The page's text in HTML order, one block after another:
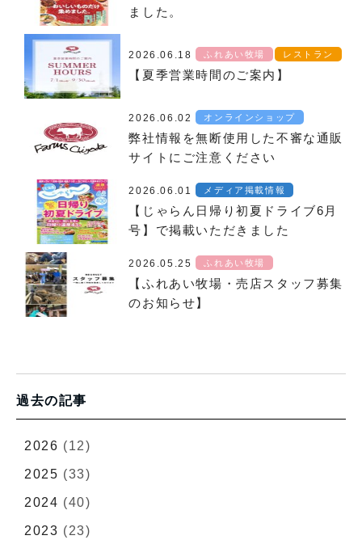
ました。
2026.06.18 ふれあい牧場 レストラン
【夏季営業時間のご案内】
2026.06.02 オンラインショップ
弊社情報を無断使用した不審な通販
サイトにご注意ください
2026.06.01 メディア掲載情報
【じゃらん日帰り初夏ドライブ6月
号】で掲載いただきました
2026.05.25 ふれあい牧場
【ふれあい牧場・売店スタッフ募集
のお知らせ】
過去の記事
2026 (12)
2025 (33)
2024 (40)
2023 (23)